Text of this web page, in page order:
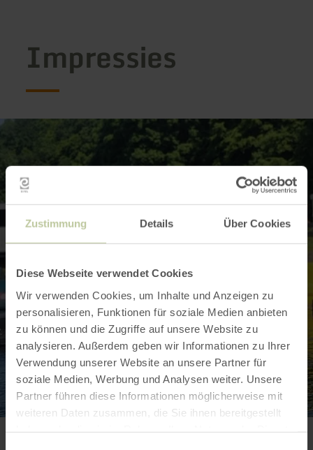
Zustimmung Details Über Cookies
Diese Webseite verwendet Cookies
Wir verwenden Cookies, um Inhalte und Anzeigen zu
personalisieren, Funktionen für soziale Medien anbieten
zu können und die Zugriffe auf unsere Website zu
analysieren. Außerdem geben wir Informationen zu Ihrer
Verwendung unserer Website an unsere Partner für
soziale Medien, Werbung und Analysen weiter. Unsere
Partner führen diese Informationen möglicherweise mit
weiteren Daten zusammen, die Sie ihnen bereitgestellt
Impressies